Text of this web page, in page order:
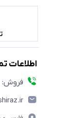
اطلاعات
فروش: 09174732171